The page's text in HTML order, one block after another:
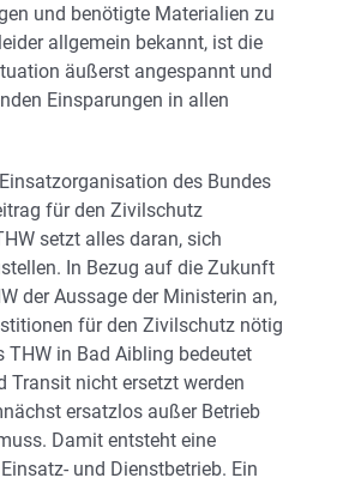
und benötigte Materialien zu
allgemein bekannt, ist die
äußerst angespannt und
Einsparungen in allen
des Bundes
für den Zivilschutz
setzt alles daran, sich
In Bezug auf die Zukunft
der Aussage der Ministerin an,
für den Zivilschutz nötig
THW in Bad Aibling bedeutet
Transit nicht ersetzt werden
ersatzlos außer Betrieb
Damit entsteht eine
und Dienstbetrieb. Ein